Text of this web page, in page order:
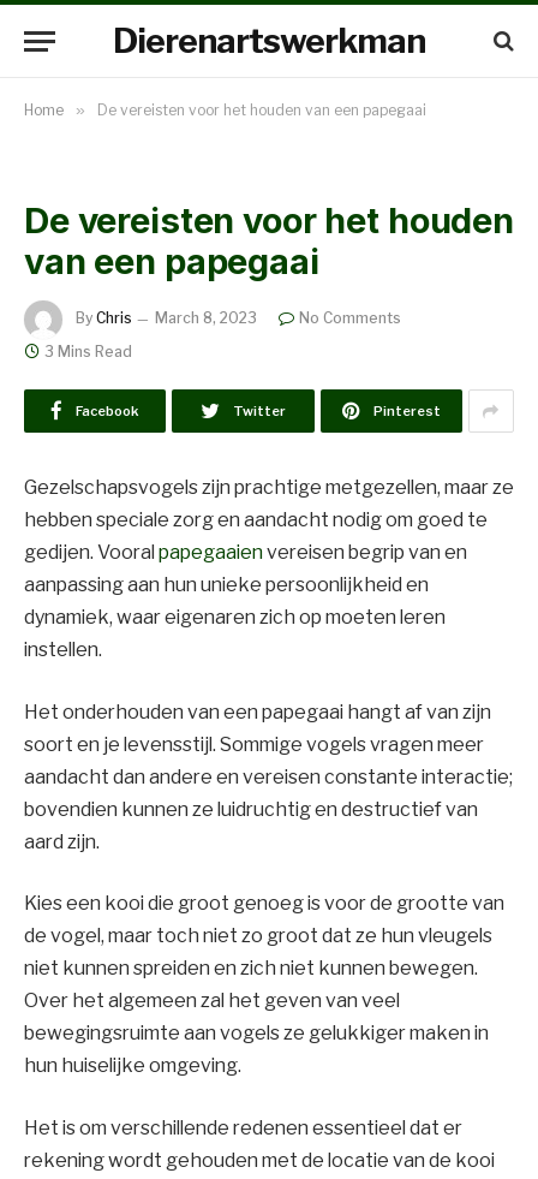
Dierenartswerkman
Home » De vereisten voor het houden van een papegaai
De vereisten voor het houden
van een papegaai
By Chris March 8, 2023
No Comments
3 Mins Read
Facebook Twitter Pinterest
Gezelschapsvogels zijn prachtige metgezellen, maar ze
hebben speciale zorg en aandacht nodig om goed te
gedijen. Vooral papegaaienvereisen begrip van en
aanpassing aan hun unieke persoonlijkheid en
dynamiek, waar eigenaren zich op moeten leren
instellen.
Het onderhouden van een papegaai hangt af van zijn
soort en je levensstijl. Sommige vogels vragen meer
aandacht dan andere en vereisen constante interactie;
bovendien kunnen ze luidruchtig en destructief van
aard zijn.
Kies een kooi die groot genoeg is voor de grootte van
de vogel, maar toch niet zo groot dat ze hun vleugels
niet kunnen spreiden en zich niet kunnen bewegen.
Over het algemeen zal het geven van veel
bewegingsruimte aan vogels ze gelukkiger maken in
hun huiselijke omgeving.
Het is om verschillende redenen essentieel dat er
rekening wordt gehouden met de locatie van de kooi